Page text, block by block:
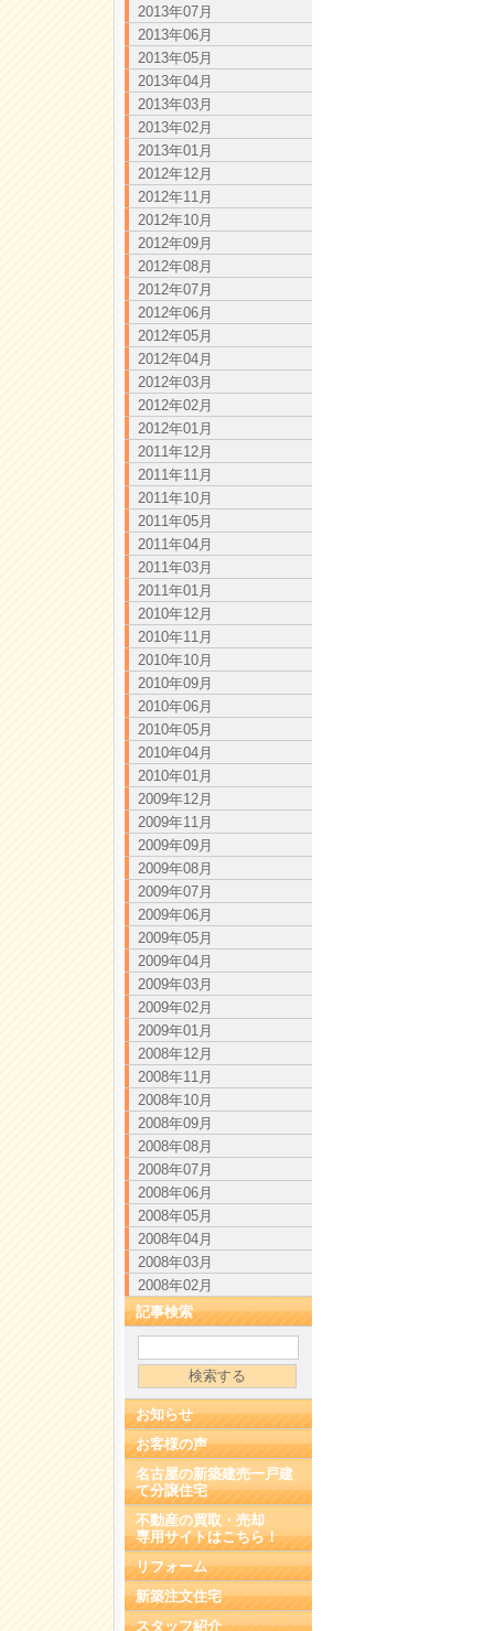
2013年07月
2013年06月
2013年05月
2013年04月
2013年03月
2013年02月
2013年01月
2012年12月
2012年11月
2012年10月
2012年09月
2012年08月
2012年07月
2012年06月
2012年05月
2012年04月
2012年03月
2012年02月
2012年01月
2011年12月
2011年11月
2011年10月
2011年05月
2011年04月
2011年03月
2011年01月
2010年12月
2010年11月
2010年10月
2010年09月
2010年06月
2010年05月
2010年04月
2010年01月
2009年12月
2009年11月
2009年09月
2009年08月
2009年07月
2009年06月
2009年05月
2009年04月
2009年03月
2009年02月
2009年01月
2008年12月
2008年11月
2008年10月
2008年09月
2008年08月
2008年07月
2008年06月
2008年05月
2008年04月
2008年03月
2008年02月
記事検索
お知らせ
お客様の声
名古屋の新築建売一戸建
て分譲住宅
不動産の買取・売却
専用サイトはこちら！
リフォーム
新築注文住宅
スタッフ紹介